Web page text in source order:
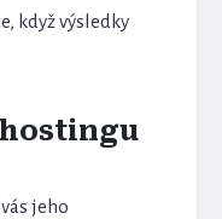
když výsledky
jeho